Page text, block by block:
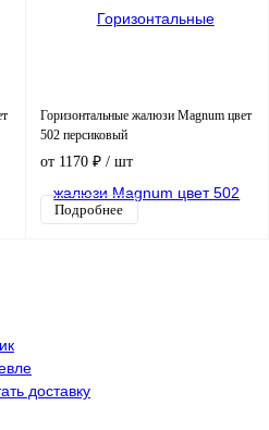
Горизонтальные жалюзи Magnum цвет
502 персиковый
от 1170 ₽/ шт
Подробнее
доставку